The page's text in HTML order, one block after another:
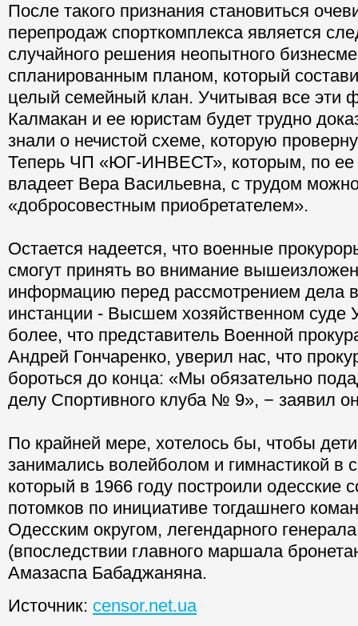
После такого признания становиться
перепродаж спорткомплекса является
случайного решения неопытного
спланированным планом, который
целый семейный клан. Учитывая все эти
Калмакан и ее юристам будет трудно
знали о нечистой схеме, которую
Теперь ЧП «ЮГ-ИНВЕСТ», которым, по ее
владеет Вера Васильевна, с трудом
«добросовестным приобретателем».
Остается надеется, что военные
смогут принять во внимание
информацию перед рассмотрением дела
инстанции - Высшем хозяйственном суде
более, что представитель Военной
Андрей Гончаренко, уверил нас, что
бороться до конца: «Мы обязательно
делу Спортивного клуба № 9», − заявил
По крайней мере, хотелось бы, чтобы
занимались волейболом и гимнастикой в
который в 1966 году построили одесские
потомков по инициативе тогдашнего
Одесским округом, легендарного
(впоследствии главного маршала
Амазаспа Бабаджаняна.
Источник: censor.net.ua